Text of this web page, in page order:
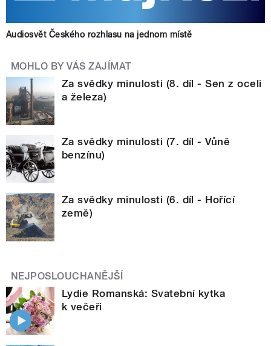
Audiosvět Českého rozhlasu na jednom místě
MOHLO BY VÁS ZAJÍMAT
Za svědky minulosti (8. díl - Sen z oceli
a železa)
Za svědky minulosti (7. díl - Vůně
benzínu)
Za svědky minulosti (6. díl - Hořící
země)
NEJPOSLOUCHANĚJŠÍ
Lydie Romanská: Svatební kytka
k večeři